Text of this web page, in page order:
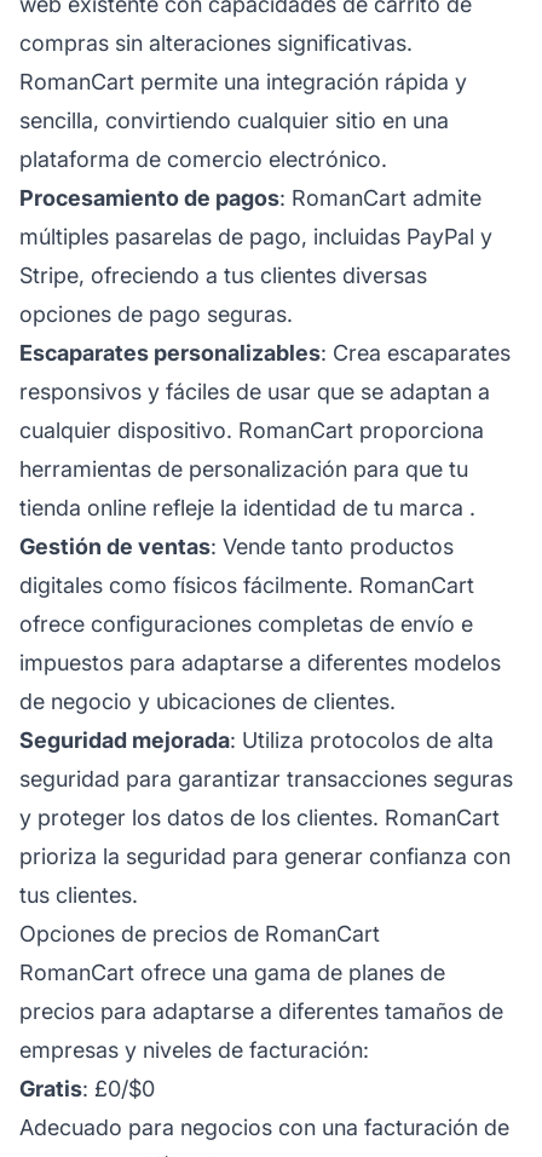
compras sin alteraciones significativas.
RomanCart permite una integración rápida y
sencilla, convirtiendo cualquier sitio en una
plataforma de comercio electrónico.
Procesamiento de pagos: RomanCart admite
múltiples pasarelas de pago, incluidas PayPal y
Stripe, ofreciendo a tus clientes diversas
opciones de pago seguras.
Escaparates personalizables: Crea escaparates
responsivos y fáciles de usar que se adaptan a
cualquier dispositivo. RomanCart proporciona
herramientas de personalización para que tu
tienda online refleje la identidad de tu marca .
Gestión de ventas: Vende tanto productos
digitales como físicos fácilmente. RomanCart
ofrece configuraciones completas de envío e
impuestos para adaptarse a diferentes modelos
de negocio y ubicaciones de clientes.
Seguridad mejorada: Utiliza protocolos de alta
seguridad para garantizar transacciones seguras
y proteger los datos de los clientes. RomanCart
prioriza la seguridad para generar confianza con
tus clientes.
Opciones de precios de RomanCart
RomanCart ofrece una gama de planes de
precios para adaptarse a diferentes tamaños de
empresas y niveles de facturación:
Gratis: £0/$0
Adecuado para negocios con una facturación de